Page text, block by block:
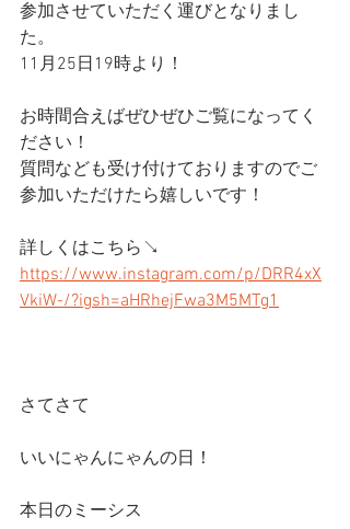
参加させていただく運びとなりまし
た。
11月25日19時より！
お時間合えばぜひぜひご覧になってく
ださい！
質問なども受け付けておりますのでご
参加いただけたら嬉しいです！
詳しくはこちら↘️
https://www.instagram.com/p/DRR4xX
VkiW-/?igsh=aHRhejFwa3M5MTg1
さてさて
いいにゃんにゃんの日！
本日のミーシス